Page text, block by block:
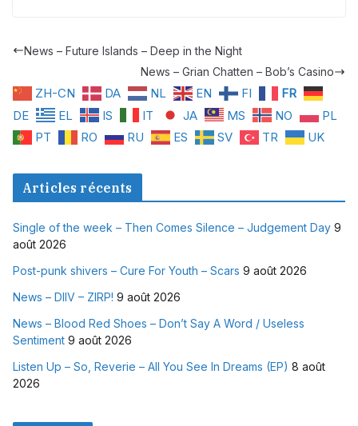
News – Future Islands – Deep in the Night
News – Grian Chatten – Bob’s Casino
ZH-CN DA NL EN FI
FR
DE
EL IS IT JA MS NO
PL
PT
RO RU ES SV TR UK
Articles récents
Single of the week – Then Comes Silence – Judgement Day 9
août 2026
Post-punk shivers – Cure For Youth – Scars 9 août 2026
News – DIIV – ZIRP! 9 août 2026
News – Blood Red Shoes – Don’t Say A Word / Useless
Sentiment 9 août 2026
Listen Up – So, Reverie – All You See In Dreams (EP) 8 août
2026